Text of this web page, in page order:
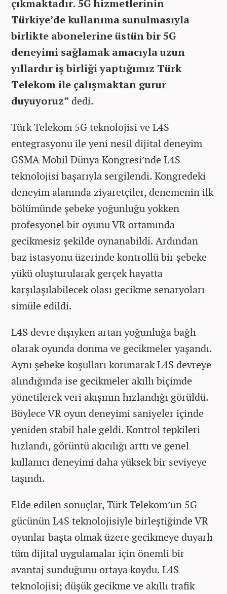
çıkmaktadır. 5G hizmetlerinin
Türkiye’de kullanıma sunulmasıyla
birlikte abonelerine üstün bir 5G
deneyimi sağlamak amacıyla uzun
yıllardır iş birliği yaptığımız Türk
Telekom ile çalışmaktan gurur
duyuyoruz” dedi.
Türk Telekom 5G teknolojisi ve L4S
entegrasyonu ile yeni nesil dijital deneyim
GSMA Mobil Dünya Kongresi’nde L4S
teknolojisi başarıyla sergilendi. Kongredeki
deneyim alanında ziyaretçiler, denemenin ilk
bölümünde şebeke yoğunluğu yokken
profesyonel bir oyunu VR ortamında
gecikmesiz şekilde oynanabildi. Ardından
baz istasyonu üzerinde kontrollü bir şebeke
yükü oluşturularak gerçek hayatta
karşılaşılabilecek olası gecikme senaryoları
simüle edildi.
L4S devre dışıyken artan yoğunluğa bağlı
olarak oyunda donma ve gecikmeler yaşandı.
Aynı şebeke koşulları korunarak L4S devreye
alındığında ise gecikmeler akıllı biçimde
yönetilerek veri akışının hızlandığı görüldü.
Böylece VR oyun deneyimi saniyeler içinde
yeniden stabil hale geldi. Kontrol tepkileri
hızlandı, görüntü akıcılığı arttı ve genel
kullanıcı deneyimi daha yüksek bir seviyeye
taşındı.
Elde edilen sonuçlar, Türk Telekom’un 5G
gücünün L4S teknolojisiyle birleştiğinde VR
oyunlar başta olmak üzere gecikmeye duyarlı
tüm dijital uygulamalar için önemli bir
avantaj sunduğunu ortaya koydu. L4S
teknolojisi; düşük gecikme ve akıllı trafik